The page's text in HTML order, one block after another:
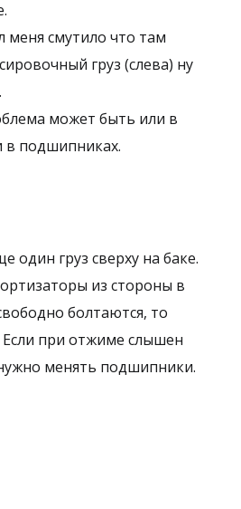
меня смутило что там
груз (слева) ну
может быть или в
в подшипниках.
один груз сверху на баке.
из стороны в
болтаются, то
при отжиме слышен
менять подшипники.